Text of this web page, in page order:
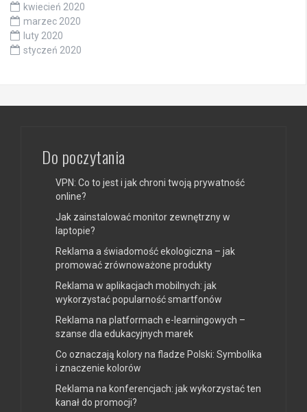
kwiecień 2020
marzec 2020
luty 2020
styczeń 2020
Do poczytania
VPN: Co to jest i jak chroni twoją prywatność
online?
Jak zainstalować monitor zewnętrzny w
laptopie?
Reklama a świadomość ekologiczna – jak
promować zrównoważone produkty
Reklama w aplikacjach mobilnych: jak
wykorzystać popularność smartfonów
Reklama na platformach e-learningowych –
szanse dla edukacyjnych marek
Co oznaczają kolory na fladze Polski: Symbolika
i znaczenie kolorów
Reklama na konferencjach: jak wykorzystać ten
kanał do promocji?